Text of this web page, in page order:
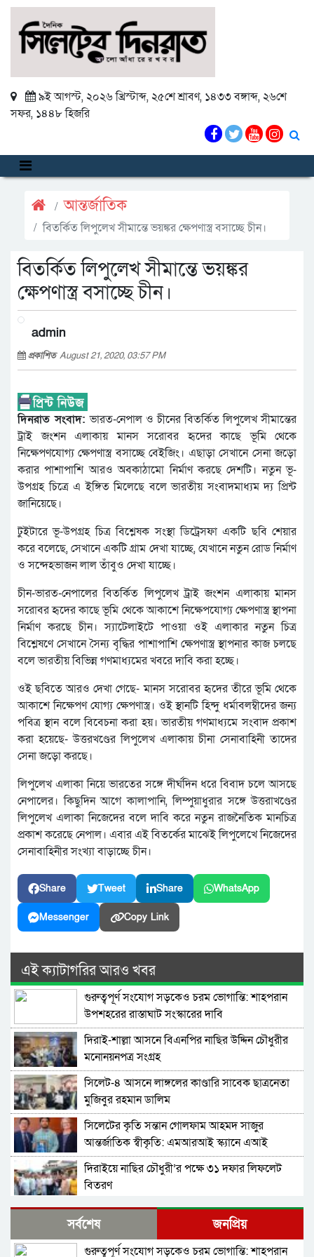
৯ই আগস্ট, ২০২৬ খ্রিস্টাব্দ, ২৫শে শ্রাবণ, ১৪৩৩ বঙ্গাব্দ, ২৬শে
সফর, ১৪৪৮ হিজরি
আন্তর্জাতিক
বিতর্কিত লিপুলেখ সীমান্তে ভয়ঙ্কর ক্ষেপণাস্ত্র বসাচ্ছে চীন।
বিতর্কিত লিপুলেখ সীমান্তে ভয়ঙ্কর
ক্ষেপণাস্ত্র বসাচ্ছে চীন।
admin
প্রকাশিতAugust 21, 2020, 03:57 PM
দিনরাত সংবাদ:ভারত-নেপাল ও চীনের বিতর্কিত লিপুলেখ সীমান্তের
ট্রাই জংশন এলাকায় মানস সরোবর হৃদের কাছে ভূমি থেকে
নিক্ষেপণযোগ্য ক্ষেপণাস্ত্র বসাচ্ছে বেইজিং। এছাড়া সেখানে সেনা জড়ো
করার পাশাপাশি আরও অবকাঠামো নির্মাণ করছে দেশটি। নতুন ভূ-
উপগ্রহ চিত্রে এ ইঙ্গিত মিলেছে বলে ভারতীয় সংবাদমাধ্যম দ্য প্রিন্ট
জানিয়েছে।
টুইটারে ভূ-উপগ্রহ চিত্র বিশ্লেষক সংস্থা ডিট্রেসফা একটি ছবি শেয়ার
করে বলেছে, সেখানে একটি গ্রাম দেখা যাচ্ছে, যেখানে নতুন রোড নির্মাণ
ও সন্দেহভাজন লাল তাঁবুও দেখা যাচ্ছে।
চীন-ভারত-নেপালের বিতর্কিত লিপুলেখ ট্রাই জংশন এলাকায় মানস
সরোবর হৃদের কাছে ভূমি থেকে আকাশে নিক্ষেপযোগ্য ক্ষেপণাস্ত্র স্থাপনা
নির্মাণ করছে চীন। স্যাটেলাইটে পাওয়া ওই এলাকার নতুন চিত্র
বিশ্লেষণে সেখানে সৈন্য বৃদ্ধির পাশাপাশি ক্ষেপণাস্ত্র স্থাপনার কাজ চলছে
বলে ভারতীয় বিভিন্ন গণমাধ্যমের খবরে দাবি করা হচ্ছে।
ওই ছবিতে আরও দেখা গেছে- মানস সরোবর হৃদের তীরে ভূমি থেকে
আকাশে নিক্ষেপণ যোগ্য ক্ষেপণাস্ত্র। ওই স্থানটি হিন্দু ধর্মাবলম্বীদের জন্য
পবিত্র স্থান বলে বিবেচনা করা হয়। ভারতীয় গণমাধ্যমে সংবাদ প্রকাশ
করা হয়েছে- উত্তরখণ্ডের লিপুলেখ এলাকায় চীনা সেনাবাহিনী তাদের
সেনা জড়ো করছে।
লিপুলেখ এলাকা নিয়ে ভারতের সঙ্গে দীর্ঘদিন ধরে বিবাদ চলে আসছে
নেপালের। কিছুদিন আগে কালাপানি, লিম্পুয়াধুরার সঙ্গে উত্তরাখণ্ডের
লিপুলেখ এলাকা নিজেদের বলে দাবি করে নতুন রাজনৈতিক মানচিত্র
প্রকাশ করেছে নেপাল। এবার এই বিতর্কের মাঝেই লিপুলেখে নিজেদের
সেনাবাহিনীর সংখ্যা বাড়াচ্ছে চীন।
Share Tweet Share WhatsApp
Messenger Copy Link
এই ক্যাটাগরির আরও খবর
গুরুত্বপূর্ণ সংযোগ সড়কেও চরম ভোগান্তি: শাহপরান
উপশহরের রাস্তাঘাট সংস্কারের দাবি
দিরাই-শাল্লা আসনে বিএনপির নাছির উদ্দিন চৌধুরীর
মনোনয়নপত্র সংগ্রহ
সিলেট-৪ আসনে লাঙ্গলের কাণ্ডারি সাবেক ছাত্রনেতা
মুজিবুর রহমান ডালিম
সিলেটের কৃতি সন্তান গোলফাম আহমদ সাজুর
আন্তর্জাতিক স্বীকৃতি: এমআরআই স্ক্যানে এআই
প্রয়োগে পিএইচডি অর্জন
দিরাইয়ে নাছির চৌধুরী’র পক্ষে ৩১ দফার লিফলেট
বিতরণ
কোম্পানীগঞ্জে বিএনপির ‘রাষ্ট্র কাঠামো মেরামত’ ৩১
দফার লিফলেট বিতরণ ও গণসংযোগ
সর্বশেষ জনপ্রিয়
গুরুত্বপূর্ণ সংযোগ সড়কেও চরম ভোগান্তি: শাহপরান